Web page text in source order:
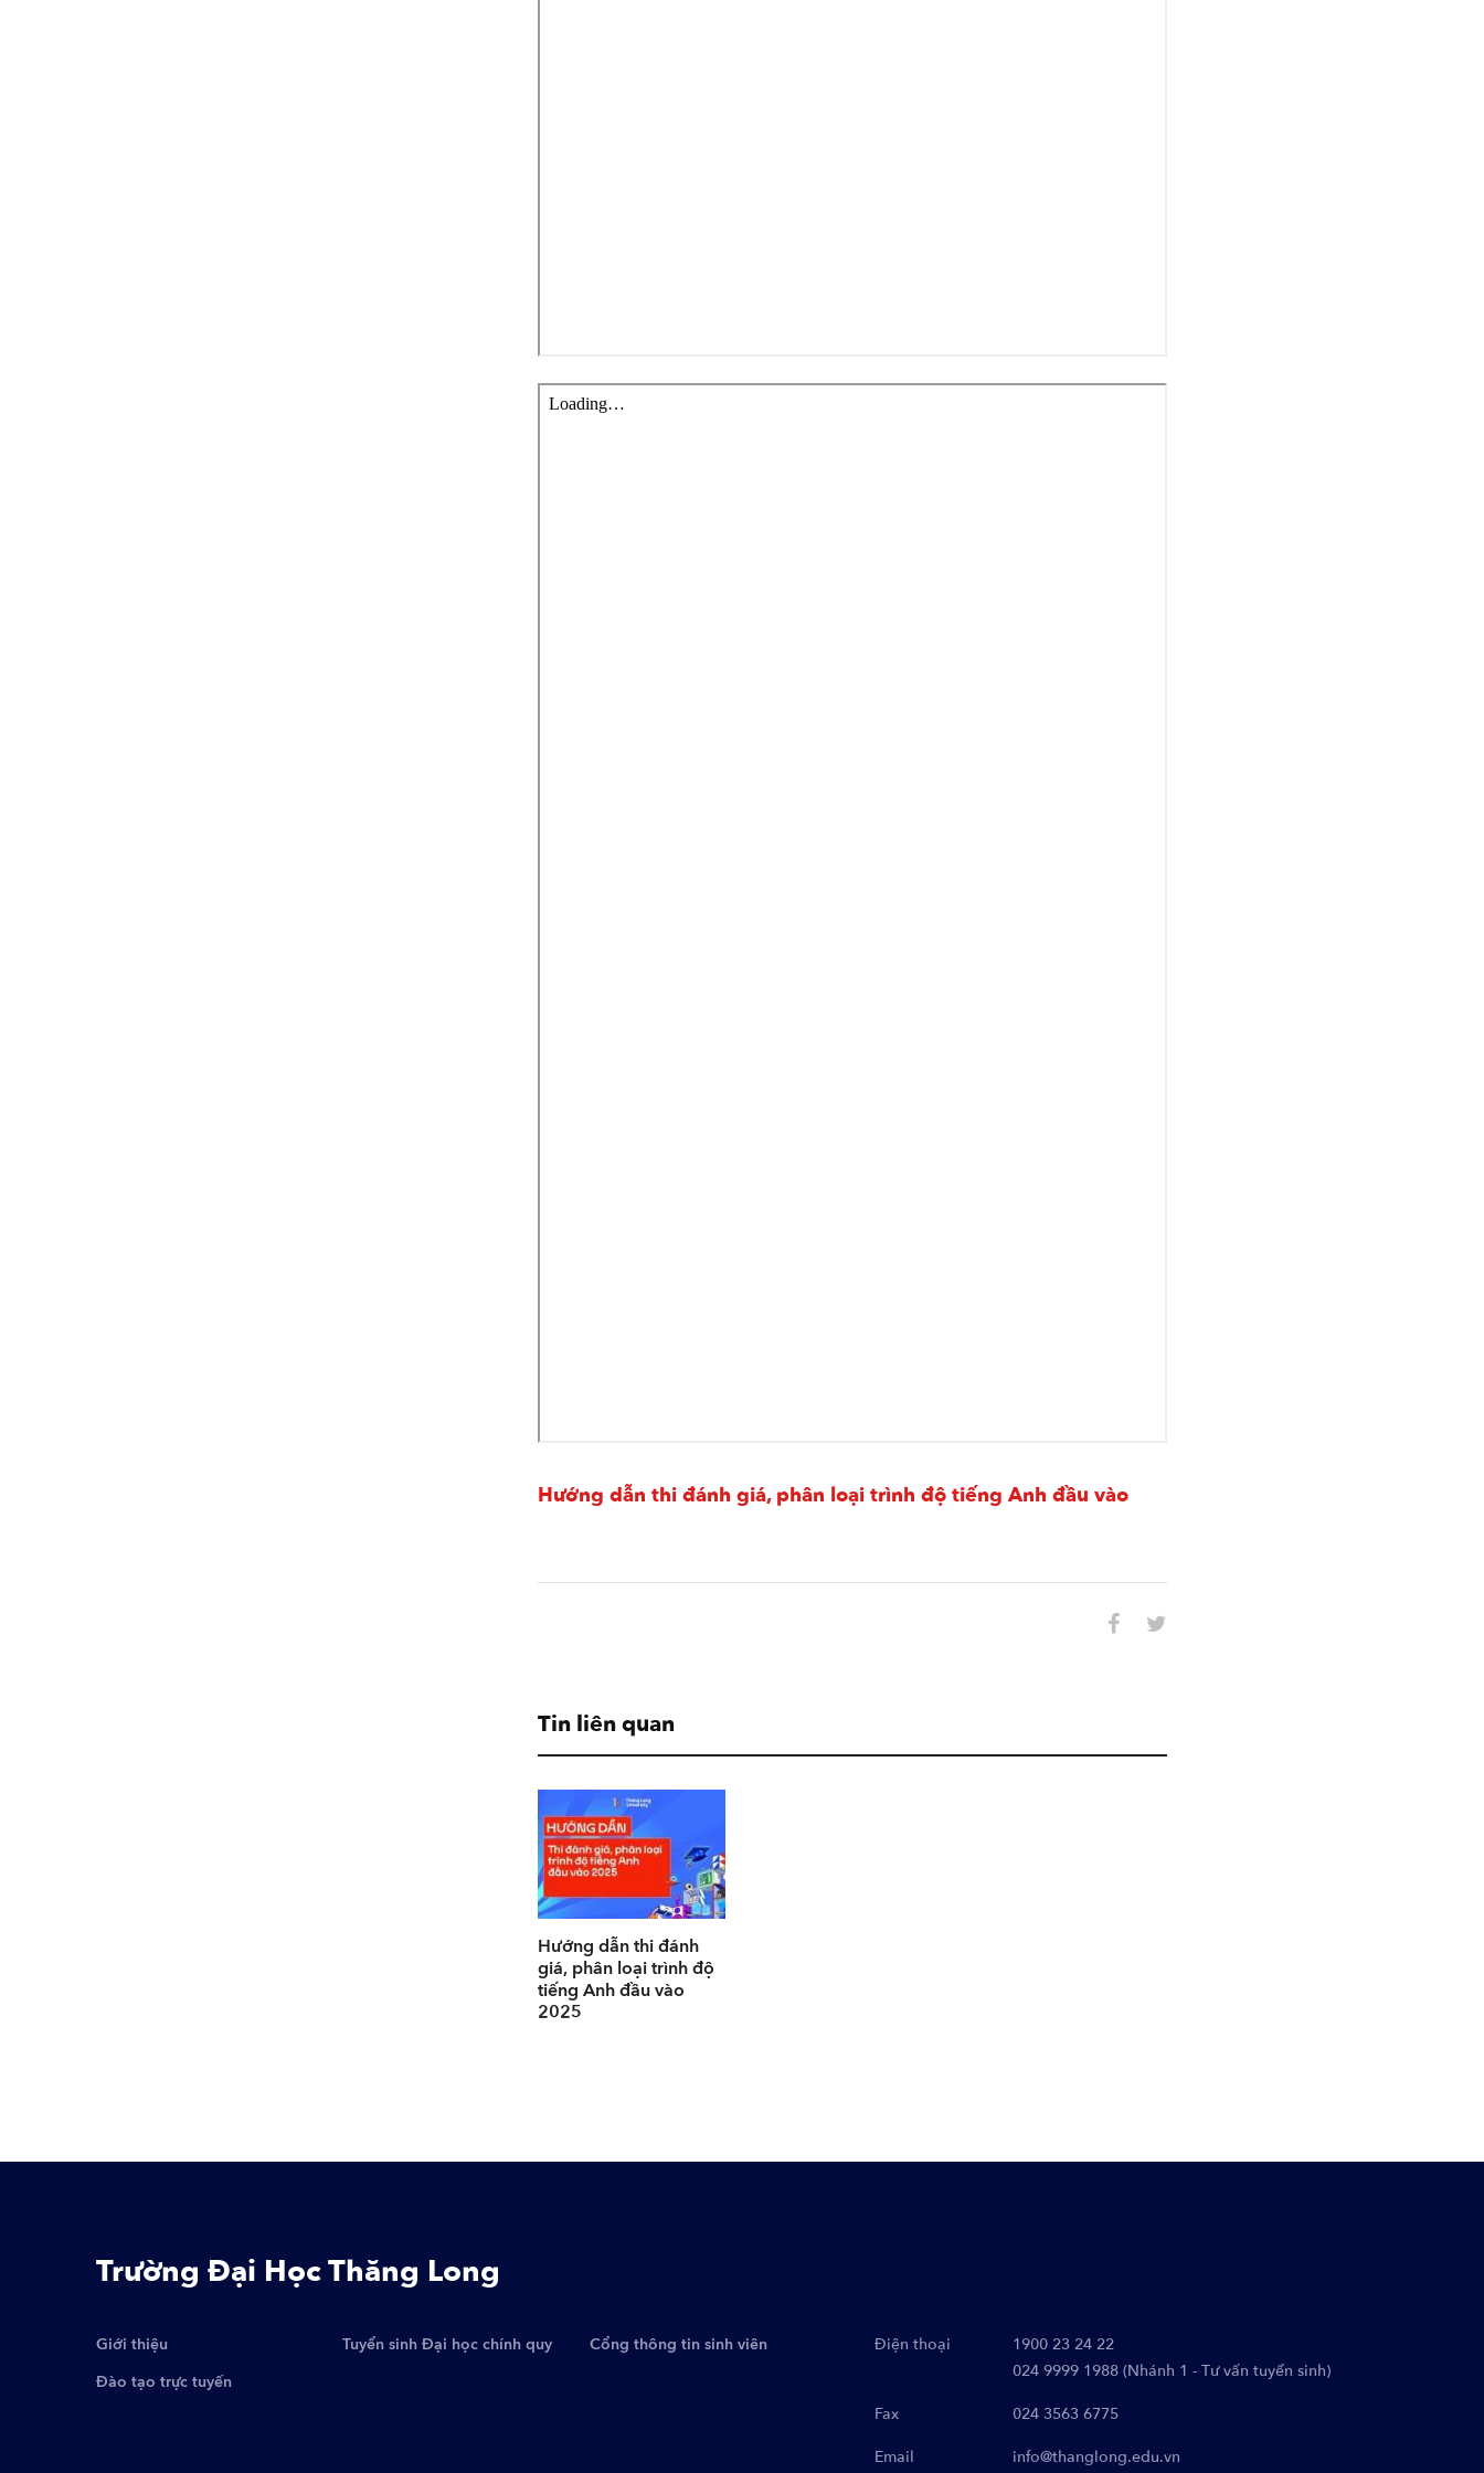
Hướng dẫn thi đánh giá, phân loại trình độ tiếng Anh đầu vào
Tin liên quan
Hướng dẫn thi đánh
giá, phân loại trình độ
tiếng Anh đầu vào
2025
Trường Đại Học Thăng Long
Giới thiệu Tuyển sinh Đại học chính quy
Cổng thông tin sinh viên
Đào tạo trực tuyến
Điện thoại
1900 23 24 22
024 9999 1988 (Nhánh 1 - Tư vấn tuyển sinh)
Fax 024 3563 6775
Email info@thanglong.edu.vn